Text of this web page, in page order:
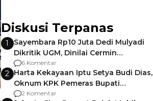
Diskusi Terpanas
1
Sayembara Rp10 Juta Dedi Mulyadi
Dikritik UGM, Dinilai Cermin
Gagalnya Negara Jamin Keamanan
6 Komentar
2 Harta Kekayaan Iptu Setya Budi Dias,
Oknum KPK Pemeras Bupati
Pemalang
2 Komentar